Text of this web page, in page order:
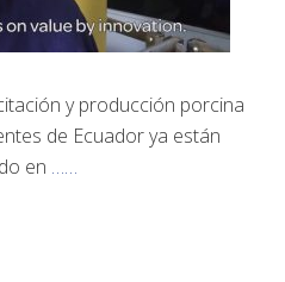
y producción porcina
de Ecuador ya están
en ……